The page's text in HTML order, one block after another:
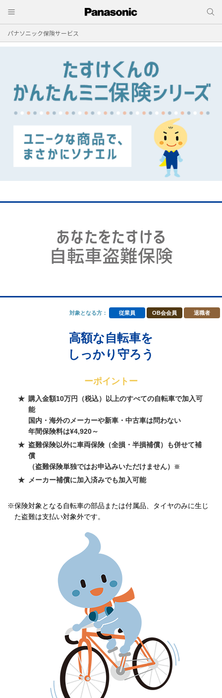
パナソニック保険サービス
対象となる方： 従業員 OB会会員 退職者
高額な自転車を
しっかり守ろう
ーポイントー
購入金額10万円（税込）以上のすべての自転車で加入可
能
国内・海外のメーカーや新車・中古車は問わない
年間保険料は¥4,920～
盗難保険以外に車両保険（全損・半損補償）も併せて補
償
（盗難保険単独ではお申込みいただけません）
※
メーカー補償に加入済みでも加入可能
※保険対象となる自転車の部品または付属品、タイヤのみに生じ
た盗難は支払い対象外です。